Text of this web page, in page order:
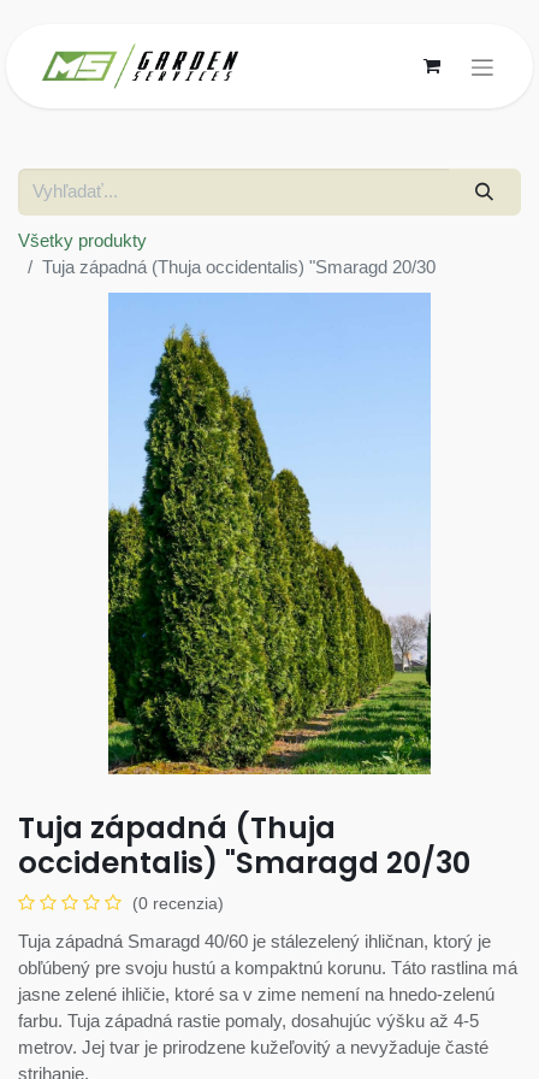
Všetky produkty
Tuja západná (Thuja occidentalis) "Smaragd 20/30
Tuja západná (Thuja
occidentalis) "Smaragd 20/30
(0 recenzia)
Tuja západná Smaragd 40/60 je stálezelený ihličnan, ktorý je
obľúbený pre svoju hustú a kompaktnú korunu. Táto rastlina má
jasne zelené ihličie, ktoré sa v zime nemení na hnedo-zelenú
farbu. Tuja západná rastie pomaly, dosahujúc výšku až 4-5
metrov. Jej tvar je prirodzene kužeľovitý a nevyžaduje časté
strihanie.